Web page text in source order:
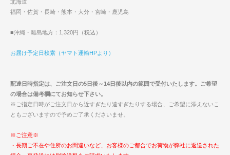
北海道
福岡・佐賀・長崎・熊本・大分・宮崎・鹿児島
■沖縄・離島地方：1,320円（税込）
お届け予定日検索（ヤマト運輸HPより）
配達日時指定は、ご注文日の5日後～14日後以内の範囲で受付いたします。ご希望
の場合は備考欄にてお知らせ下さい。
※ご指定日時がご注文日から近すぎたり遠すぎたりする場合、ご希望に添えないこ
ともございますので予めご了承くださいませ。
※ご注意※
・長期ご不在や住所のお間違いなど、お客様のご都合でお荷物が弊社に返送された